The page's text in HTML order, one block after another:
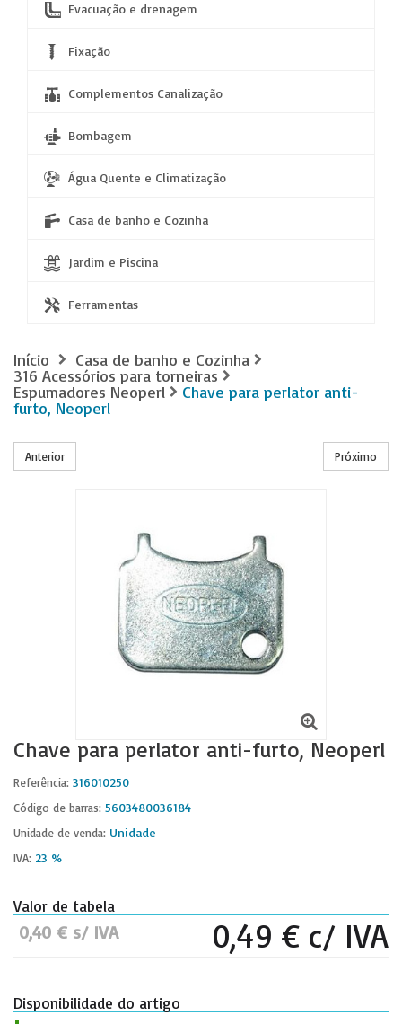
Evacuação e drenagem
Fixação
Complementos Canalização
Bombagem
Água Quente e Climatização
Casa de banho e Cozinha
Jardim e Piscina
Ferramentas
Início
Casa de banho e Cozinha
316 Acessórios para torneiras
Espumadores Neoperl
Chave para perlator anti-
furto, Neoperl
Anterior Próximo
Chave para perlator anti-furto, Neoperl
Referência: 316010250
Código de barras: 5603480036184
Unidade de venda: Unidade
IVA: 23 %
Valor de tabela
0,40 € s/ IVA 0,49 € c/ IVA
Disponibilidade do artigo